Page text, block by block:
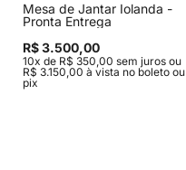
Mesa de Jantar Iolanda -
Pronta Entrega
R$ 3.500,00
10x de R$ 350,00 sem juros ou
R$ 3.150,00 à vista no boleto ou
pix